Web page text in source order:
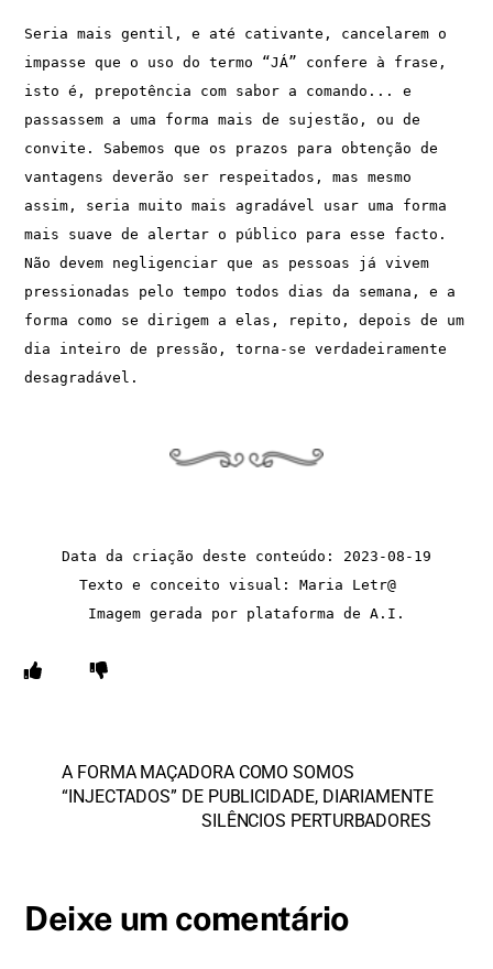
Seria mais gentil, e até cativante, cancelarem o
impasse que o uso do termo “JÁ” confere à frase,
isto é, prepotência com sabor a comando... e
passassem a uma forma mais de sujestão, ou de
convite. Sabemos que os prazos para obtenção de
vantagens deverão ser respeitados, mas mesmo
assim, seria muito mais agradável usar uma forma
mais suave de alertar o público para esse facto.
Não devem negligenciar que as pessoas já vivem
pressionadas pelo tempo todos dias da semana, e a
forma como se dirigem a elas, repito, depois de um
dia inteiro de pressão, torna-se verdadeiramente
desagradável.
Data da criação deste conteúdo: 2023-08-19
Texto e conceito visual: Maria Letr@
Imagem gerada por plataforma de A.I.
A FORMA MAÇADORA COMO SOMOS
“INJECTADOS” DE PUBLICIDADE, DIARIAMENTE
SILÊNCIOS PERTURBADORES
Deixe um comentário